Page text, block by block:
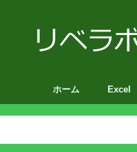
ホーム Excel
VBA